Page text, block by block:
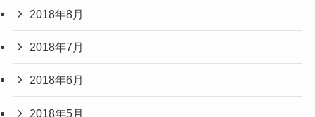
2018年8月
2018年7月
2018年6月
2018年5月